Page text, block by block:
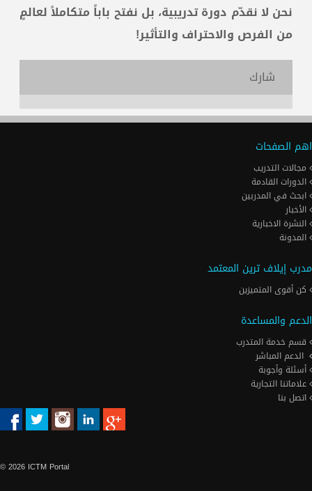
نحن لا نقدّم دورة تدريبية، بل نفتح باباً متكاملاً لعالمٍ
من الفرص والاحتراف والتأثير!
شارك
اهم الصفحات
مجالات التدريب
الدورات القادمة
ابحث في المدربين
الأخبار
النشرة الاخبارية
المدونة
مدرب إيلاف ترين المعتمد
كن أقوى المتميزين
الدعم والمساعدة
قسم خدمة المتدرب
الدعم المباشر
أسئلة وأجوبة
علاماتنا التجارية
اتصل بنا
© 2026 ICTM Portal